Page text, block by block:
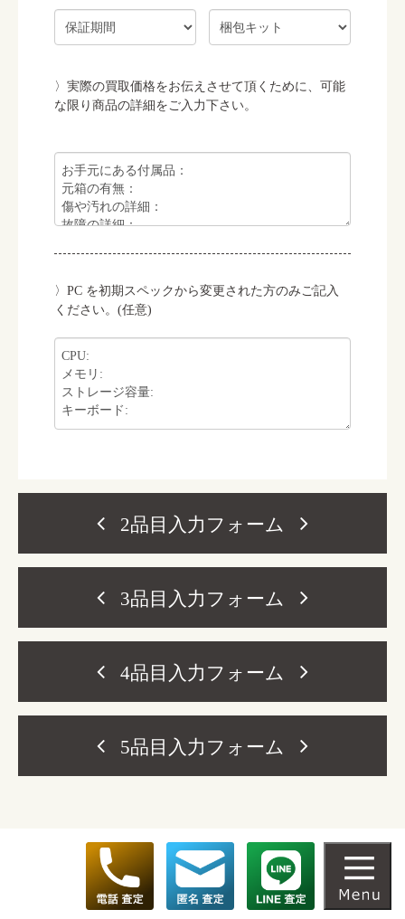
実際の買取価格をお伝えさせて頂くために、可能
な限り商品の詳細をご入力下さい。
PC を初期スペックから変更された方のみご記入
ください。(任意)
2品目入力フォーム
3品目入力フォーム
4品目入力フォーム
5品目入力フォーム
お客様情報(必須)